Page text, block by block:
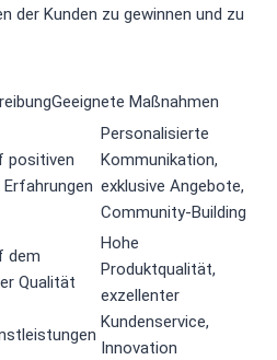
der Kunden zu gewinnen und zu
Maßnahmen
positiven
Personalisierte
Kommunikation,
exklusive Angebote,
Community-Building
dem
Qualität
Hohe
Produktqualität,
exzellenter
Kundenservice,
Innovation